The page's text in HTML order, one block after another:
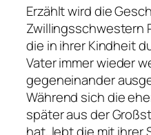
Erzählt wird die
Zwillingsschwestern
die in ihrer Kindheit
Vater immer wieder
gegeneinander
Während sich die
später aus der